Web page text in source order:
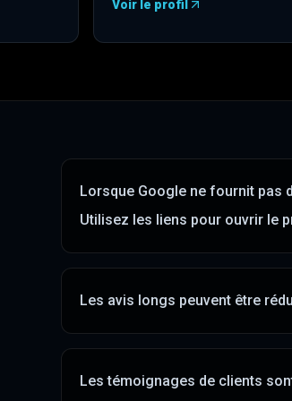
dans un nouvel onglet
Voir le profil
—HomeAdvisor s’ouvre
Lorsque Google ne fournit pas
Utilisez les liens pour ouvrir le
Les avis longs peuvent être
Les témoignages de clients